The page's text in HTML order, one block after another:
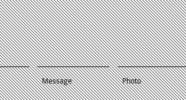
Message Photo